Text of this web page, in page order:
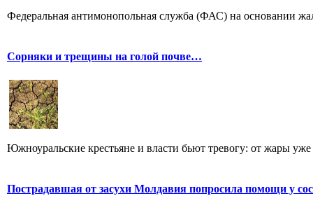
Федеральная антимонопольная служба (ФАС) на основании
Сорняки и трещины на голой почве…
Южноуральские крестьяне и власти бьют тревогу: от жары уже
Пострадавшая от засухи Молдавия попросила помощи у